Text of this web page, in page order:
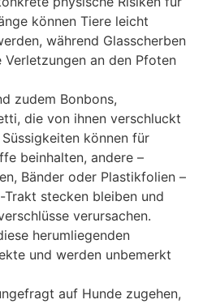
können Tiere leicht
während Glasscherben
an den Pfoten
zudem Bonbons,
die von ihnen verschluckt
können für
beinhalten, andere –
Bänder oder Plastikfolien –
stecken bleiben und
verursachen.
herumliegenden
und werden unbemerkt
auf Hunde zugehen,